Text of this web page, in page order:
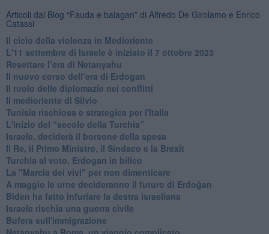
Articoli dal Blog “Fauda e balagan” di Alfredo De Girolamo e Enrico
Catassi
Il ciclo della violenza in Medioriente
L'11 settembre di Israele è iniziato il 7 ottobre 2023
Resettare l’era di Netanyahu
​Il nuovo corso dell’era di Erdogan
Il ruolo delle diplomazie nei conflitti
Il medioriente di Silvio
Tunisia rischiosa e strategica per l'Italia
L'inizio del “secolo della Turchia”
Israele, deciderà il borsone della spesa
Il Re, il Primo Ministro, il Sindaco e la Brexit
Turchia al voto, Erdogan in bilico
La "Marcia dei vivi" per non dimenticare
A maggio le urne decideranno il futuro di Erdoğan
Biden ha fatto infuriare la destra israeliana
Israele rischia una guerra civile
Bufera sull'immigrazione